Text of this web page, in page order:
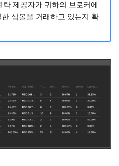
제공자가 귀하의 브로커에
심볼을 거래하고 있는지 확